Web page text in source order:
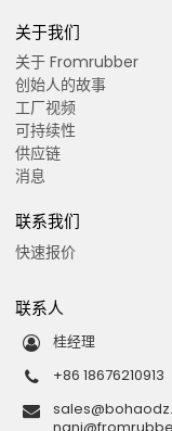
关于我们
关于 Fromrubber
创始人的故事
工厂视频
可持续性
供应链
消息
联系我们
快速报价
联系人
桂经理
+86 18676210913